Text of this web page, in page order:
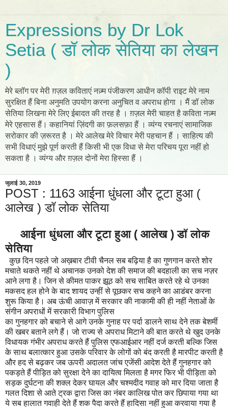
Expressions by Dr Lok
Setia ( डॉ लोक सेतिया का लेखन
)
मेरे ब्लॉग पर मेरी ग़ज़ल कविताएं नज़्म पंजीकरण आधीन कॉपी राइट मेरे नाम
सुरक्षित हैं बिना अनुमति उपयोग करना अनुचित व अपराध होगा । मैं डॉ लोक
सेतिया लिखना मेरे लिए ईबादत की तरह है । ग़ज़ल मेरी चाहत है कविता नज़्म
मेरे एहसास हैं। कहानियां ज़िंदगी का फ़लसफ़ा हैं । व्यंग्य रचनाएं सामाजिक
सरोकार की ज़रूरत है । मेरे आलेख मेरे विचार मेरी पहचान हैं । साहित्य की
सभी विधाएं मुझे पूर्ण करती हैं किसी भी एक विधा से मेरा परिचय पूरा नहीं हो
सकता है । व्यंग्य और ग़ज़ल दोनों मेरा हिस्सा हैं ।
जुलाई 30, 2019
POST : 1163 आईना धुंधला और टूटा हुआ (
आलेख ) डॉ लोक सेतिया
आईना धुंधला और टूटा हुआ ( आलेख ) डॉ लोक
सेतिया
कुछ दिन पहले जो अख़बार टीवी चैनल सब बढ़िया है का गुणगान करते शोर
मचाते थकते नहीं थे अचानक उनको देश की समाज की बदहाली का सच नज़र
आने लगा है। जिन से कीमत पाकर झूठ को सच साबित करते रहे थे उनका
मकसद हल होने के बाद शायद उन्हीं से पूछकर सच कहने का आडंबर करना
शुरू किया है। अब ऊंची आवाज़ में सरकार की नाकामी की ही नहीं नेताओं के
संगीन अपराधों में सरकारी विभाग पुलिस
का गुनहगार को बचाने से आगे उनके गुनाह पर पर्दा डालने साथ देने तक बेशर्मी
की खबर बताने लगे हैं। जो राज्य से अपराध मिटाने की बात करते थे खुद उनके
विधायक गंभीर अपराध करते हैं पुलिस एफआईआर नहीं दर्ज करती बल्कि जिस
के साथ बलात्कार हुआ उसके परिवार के लोगों को बंद करती है मारपीट करती है
और हद से बढ़कर जब ऊपरी अदालत जांच एजेंसी आदेश देते हैं गुनहगार को
पकड़ते हैं पीड़ित को सुरक्षा देने का दायित्व मिलता है मगर फिर भी पीड़िता को
सड़क दुर्घटना की शक्ल देकर घायल और चश्मदीद गवाह को मार दिया जाता है
गलत दिशा से आते ट्रक द्वारा जिस का नंबर कालिख पोत कर छिपाया गया था
ये सब हालात गवाही देते हैं शक पैदा करते हैं हादिसा नहीं हुआ करवाया गया है